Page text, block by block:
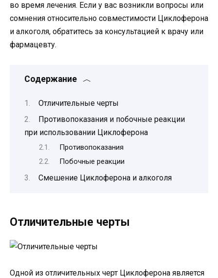
во время лечения. Если у вас возникли вопросы или
сомнения относительно совместимости Циклоферона
и алкоголя, обратитесь за консультацией к врачу или
фармацевту.
Содержание
Отличительные черты
Противопоказания и побочные реакции
при использовании Циклоферона
Противопоказания
Побочные реакции
Смешение Циклоферона и алкоголя
Отличительные черты
Одной из отличительных черт Циклоферона является